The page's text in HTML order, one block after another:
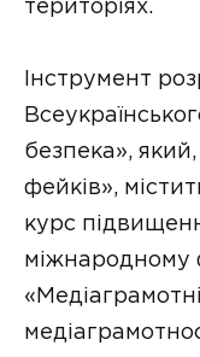
територіях.
Інструмент
безпека»,
фейків»,
курс
міжнародному